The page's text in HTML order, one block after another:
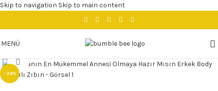
Skip to navigation Skip to main content
MENÜ
- 28%
Büyütmek için tıklayın